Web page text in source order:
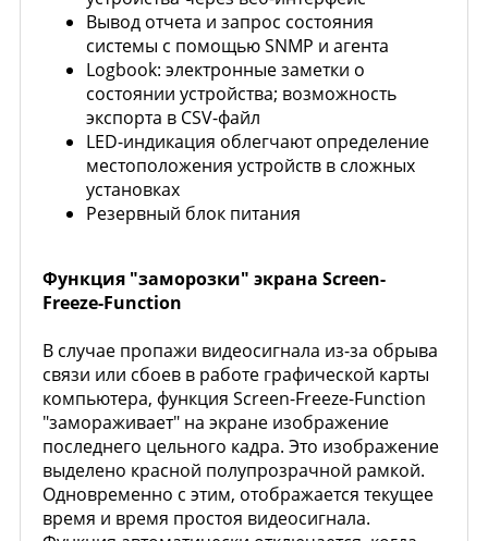
Вывод отчета и запрос состояния
системы с помощью SNMP и агента
Logbook: электронные заметки о
состоянии устройства; возможность
экспорта в CSV-файл
LED-индикация облегчают определение
местоположения устройств в сложных
установках
Резервный блок питания
Функция "заморозки" экрана Screen-
Freeze-Function
В случае пропажи видеосигнала из-за обрыва
связи или сбоев в работе графической карты
компьютера, функция Screen-Freeze-Function
"замораживает" на экране изображение
последнего цельного кадра. Это изображение
выделено красной полупрозрачной рамкой.
Одновременно с этим, отображается текущее
время и время простоя видеосигнала.